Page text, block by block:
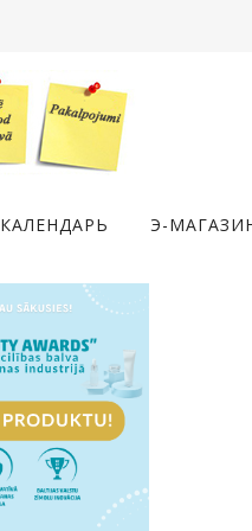
КАЛЕНДАРЬ Э-